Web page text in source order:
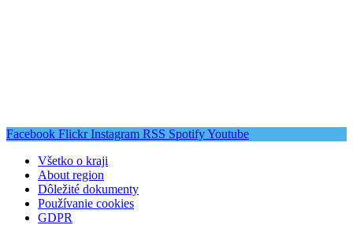
Facebook Flickr Instagram RSS SpotifyYoutube
Všetko o kraji
About region
Dôležité dokumenty
Používanie cookies
GDPR